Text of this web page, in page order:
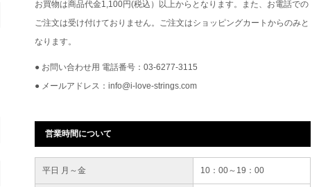
お買物は商品代金1,100円(税込）以上からとなります。また、お電話での
ご注文は受け付けておりません。ご注文はショッピングカートからのみと
なります。
● お問い合わせ用 電話番号：03-6277-3115
● メールアドレス：info@i-love-strings.com
営業時間について
平日 月～金 10：00～19：00